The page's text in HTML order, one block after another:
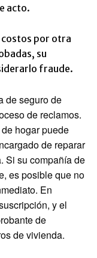
acto.
costos por otra
su
fraude.
de seguro de
de reclamos.
hogar puede
de reparar
Si su compañía de
es posible que no
En
y el
de
de vivienda.